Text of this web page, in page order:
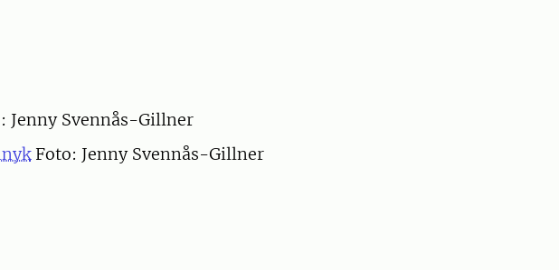
Jenny Svennås-Gillner
Foto: Jenny Svennås-Gillner